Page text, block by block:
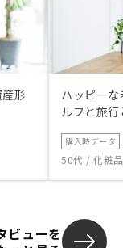
形
ハッピー
ルフと旅
購入時データ
50代 / 化粧
ビューを